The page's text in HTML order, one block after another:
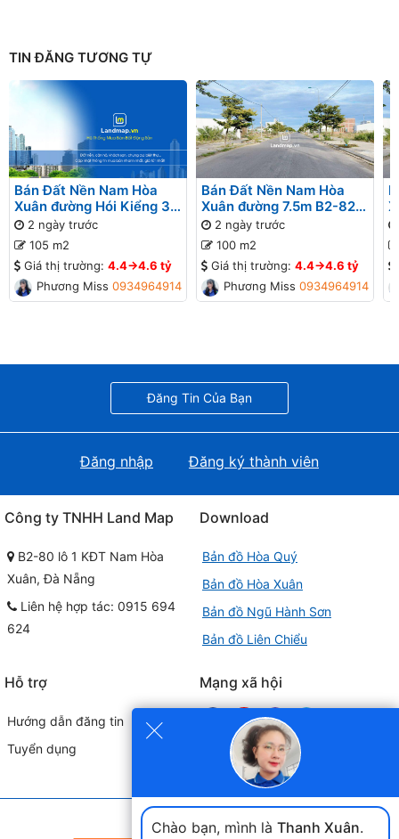
TIN ĐĂNG TƯƠNG TỰ
Bán Đất Nền Nam Hòa
Xuân đường Hói Kiểng 31
B2-95 lô 9x - Gần Sông
2 ngày trước
105 m2
Giá thị trường: 4.4->4.6 tỷ
Phương Missa0934964914
Bán Đất Nền Nam Hòa
Xuân đường 7.5m B2-82
lô 4x - Gần Sông
2 ngày trước
100 m2
Giá thị trường: 4.4->4.6 tỷ
Phương Missa0934964914
×
Chào bạn, mình là Thanh Xuân.
Đăng Tin Của Bạn
Đăng nhập Đăng ký thành viên
Công ty TNHH Land Map
B2-80 lô 1 KĐT Nam Hòa
Xuân, Đà Nẵng
Liên hệ hợp tác: 0915 694
624
Download
Bản đồ Hòa Quý
Bản đồ Hòa Xuân
Bản đồ Ngũ Hành Sơn
Bản đồ Liên Chiểu
Hỗ trợ
Hướng dẫn đăng tin
Tuyển dụng
Mạng xã hội